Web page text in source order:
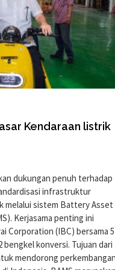
Kendaraan listrik
dukungan penuh terhadap
infrastruktur
melalui sistem Battery Asset
Kerjasama penting ini
Corporation (IBC) bersama 5
konversi. Tujuan dari
mendorong